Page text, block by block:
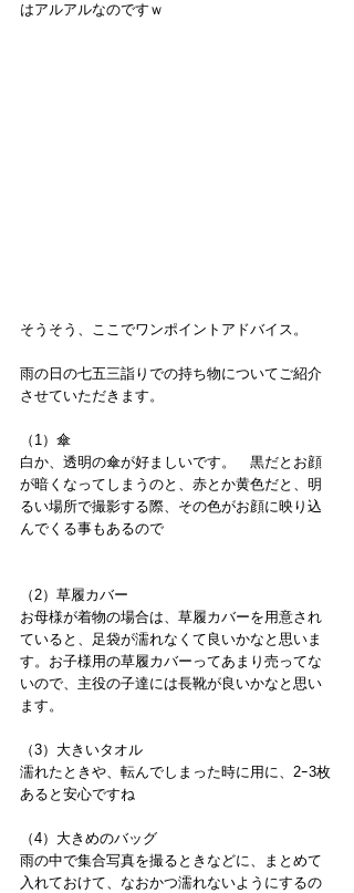
はアルアルなのですｗ
そうそう、ここでワンポイントアドバイス。
雨の日の七五三詣りでの持ち物についてご紹介
させていただきます。
（1）傘
白か、透明の傘が好ましいです。　黒だとお顔
が暗くなってしまうのと、赤とか黄色だと、明
るい場所で撮影する際、その色がお顔に映り込
んでくる事もあるので
（2）草履カバー
お母様が着物の場合は、草履カバーを用意され
ていると、足袋が濡れなくて良いかなと思いま
す。お子様用の草履カバーってあまり売ってな
いので、主役の子達には長靴が良いかなと思い
ます。
（3）大きいタオル
濡れたときや、転んでしまった時に用に、2ｰ3枚
あると安心ですね
（4）大きめのバッグ
雨の中で集合写真を撮るときなどに、まとめて
入れておけて、なおかつ濡れないようにするの